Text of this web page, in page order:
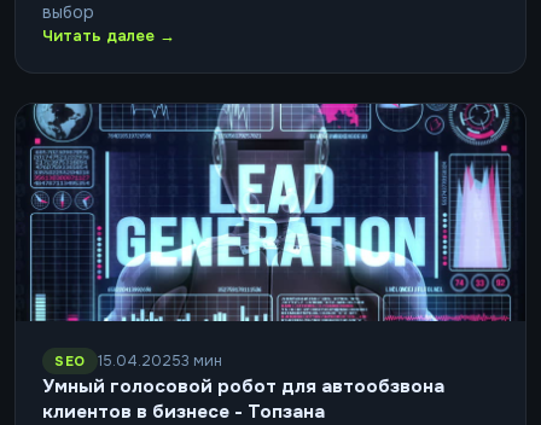
выбор
Читать далее →
SEO 15.04.20253 мин
Умный голосовой робот для автообзвона
клиентов в бизнесе - Топзана